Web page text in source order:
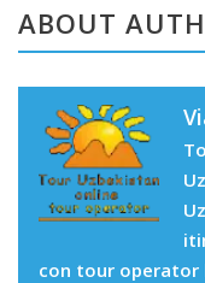
ABOUT
con tour operator